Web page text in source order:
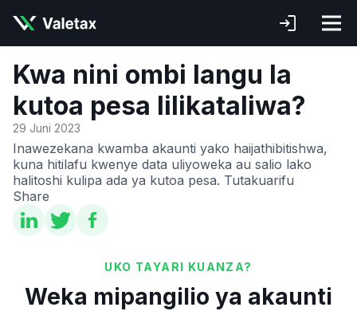
Kwa nini ombi langu la
kutoa pesa lilikataliwa?
29 Juni 2023
Inawezekana kwamba akaunti yako haijathibitishwa,
kuna hitilafu kwenye data uliyoweka au salio lako
halitoshi kulipa ada ya kutoa pesa. Tutakuarifu
Share
UKO TAYARI KUANZA?
Weka mipangilio ya akaunti